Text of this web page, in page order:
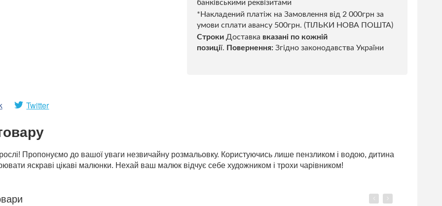
банківськими реквізитами
*Накладений платіж на Замовлення від 2 000грн за
умови сплати авансу 500грн. (ТІЛЬКИ НОВА ПОШТА)
Строки Доставка вказані по кожній
позиції. Повернення: Згідно законодавства України
Twitter
Пропонуємо до вашої уваги незвичайну розмальовку. Користуючись лише пензликом і водою, дитина
яскраві цікаві малюнки. Нехай ваш малюк відчує себе художником і трохи чарівником!
Previous
Next